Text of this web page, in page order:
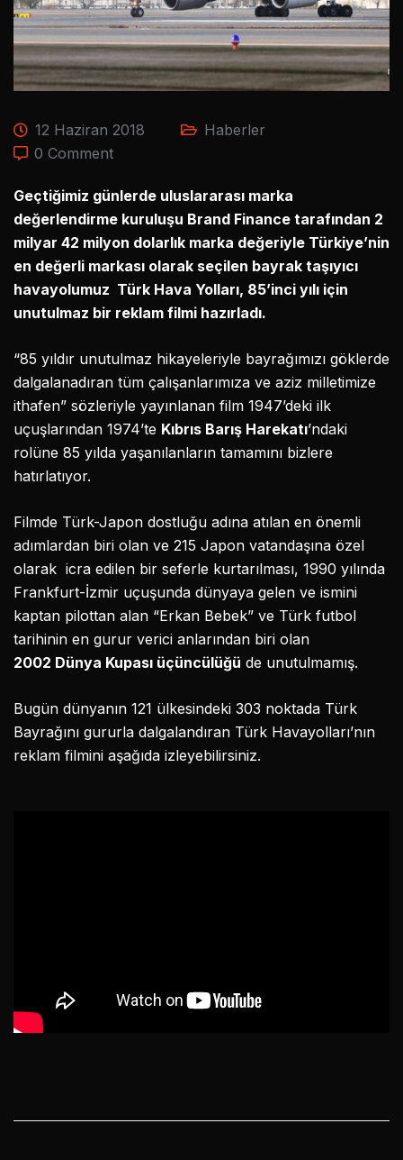
12 Haziran 2018
Haberler
0 Comment
Geçtiğimiz günlerde uluslararası marka
değerlendirme kuruluşu Brand Finance tarafından 2
milyar 42 milyon dolarlık marka değeriyle Türkiye’nin
en değerli markası olarak seçilen bayrak taşıyıcı
havayolumuz Türk Hava Yolları, 85’inci yılı için
unutulmaz bir reklam filmi hazırladı.
“85 yıldır unutulmaz hikayeleriyle bayrağımızı göklerde
dalgalanadıran tüm çalışanlarımıza ve aziz milletimize
ithafen” sözleriyle yayınlanan film 1947’deki ilk
uçuşlarından 1974’te Kıbrıs Barış Harekatı’ndaki
rolüne 85 yılda yaşanılanların tamamını bizlere
hatırlatıyor.
Filmde Türk-Japon dostluğu adına atılan en önemli
adımlardan biri olan ve 215 Japon vatandaşına özel
olarak icra edilen bir seferle kurtarılması, 1990 yılında
Frankfurt-İzmir uçuşunda dünyaya gelen ve ismini
kaptan pilottan alan “Erkan Bebek” ve Türk futbol
tarihinin en gurur verici anlarından biri olan
2002 Dünya Kupası üçüncülüğü de unutulmamış.
Bugün dünyanın 121 ülkesindeki 303 noktada Türk
Bayrağını gururla dalgalandıran Türk Havayolları’nın
reklam filmini aşağıda izleyebilirsiniz.